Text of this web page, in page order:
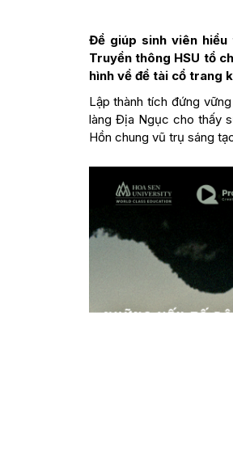
Để giúp sinh viên hiểu
Truyền thông HSU tổ
hình về đề tài cổ trang
Lập thành tích đứng
làng Địa Ngục cho thấy
Hồn chung vũ trụ sáng